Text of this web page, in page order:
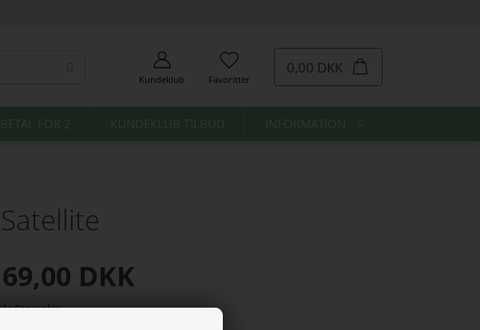
Kundeklub Favoritter
0,00 DKK
FOR 2 KUNDEKLUB TILBUD INFORMATION
DKK
Størrelse